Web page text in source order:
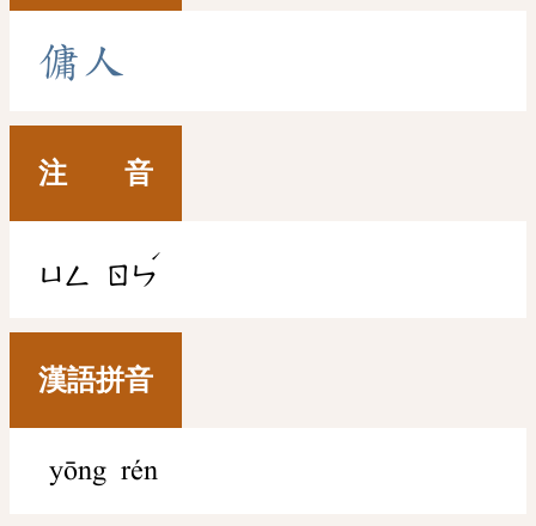
傭 人
注 音
ㄩㄥ ㄖㄣ
ˊ
漢語拼音
yōng rén